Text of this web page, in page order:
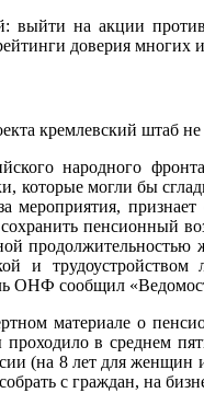
выйти на акции
доверия многих
кремлевский штаб
народного
которые могли бы
пенсионный
и
ОНФ сообщил
материале о
в среднем
(на 8 лет для
с граждан, на